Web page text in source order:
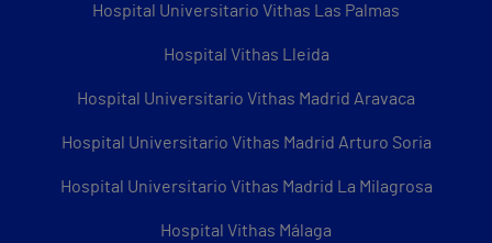
Hospital Universitario Vithas Las Palmas
Hospital Vithas Lleida
Hospital Universitario Vithas Madrid Aravaca
Hospital Universitario Vithas Madrid Arturo Soria
Hospital Universitario Vithas Madrid La Milagrosa
Hospital Vithas Málaga